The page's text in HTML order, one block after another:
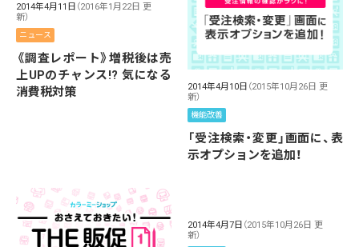
2014年4月11日 （2016年1月22日 更
新）
ニュース
《調査レポート》増税後は売
上UPのチャンス!? 気になる
消費税対策
2014年4月10日 （2015年10月26日 更
新）
機能改善
「受注検索・変更」画面に、表
示オプションを追加！
2014年4月7日 （2015年10月26日 更
新）